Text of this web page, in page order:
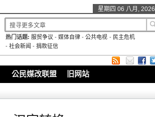
星期四 06 八月, 2026
热门话题: 服贸争议 -媒体自律 -公共电视 - 民主危机
- 社会新闻 - 捐款征信
公民媒改联盟 旧网站